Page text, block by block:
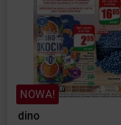
NOWA!
dino